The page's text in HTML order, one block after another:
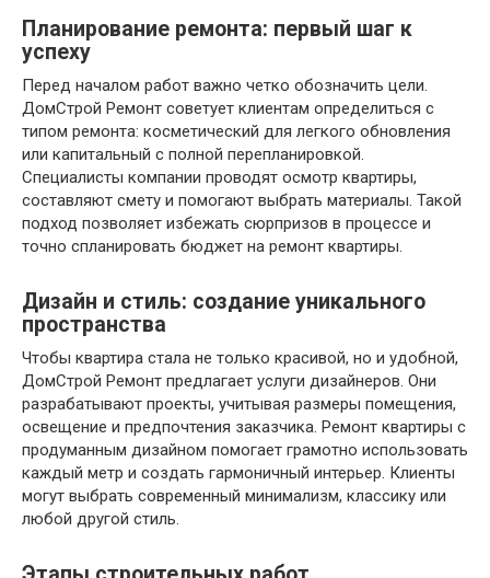
Планирование ремонта: первый шаг к
успеху
Перед началом работ важно четко обозначить цели.
ДомСтрой Ремонт советует клиентам определиться с
типом ремонта: косметический для легкого обновления
или капитальный с полной перепланировкой.
Специалисты компании проводят осмотр квартиры,
составляют смету и помогают выбрать материалы. Такой
подход позволяет избежать сюрпризов в процессе и
точно спланировать бюджет на ремонт квартиры.
Дизайн и стиль: создание уникального
пространства
Чтобы квартира стала не только красивой, но и удобной,
ДомСтрой Ремонт предлагает услуги дизайнеров. Они
разрабатывают проекты, учитывая размеры помещения,
освещение и предпочтения заказчика. Ремонт квартиры с
продуманным дизайном помогает грамотно использовать
каждый метр и создать гармоничный интерьер. Клиенты
могут выбрать современный минимализм, классику или
любой другой стиль.